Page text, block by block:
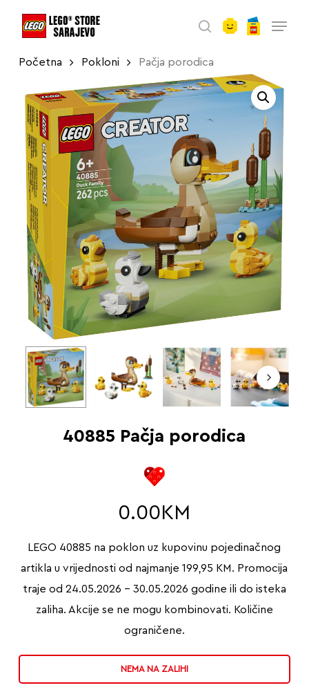
search
Početna Pokloni Pačja porodica
40885 Pačja porodica
0.00 KM
LEGO 40885 na poklon uz kupovinu pojedinačnog
artikla u vrijednosti od najmanje 199,95 KM. Promocija
traje od 24.05.2026 – 30.05.2026 godine ili do isteka
zaliha. Akcije se ne mogu kombinovati. Količine
ograničene.
NEMA NA ZALIHI